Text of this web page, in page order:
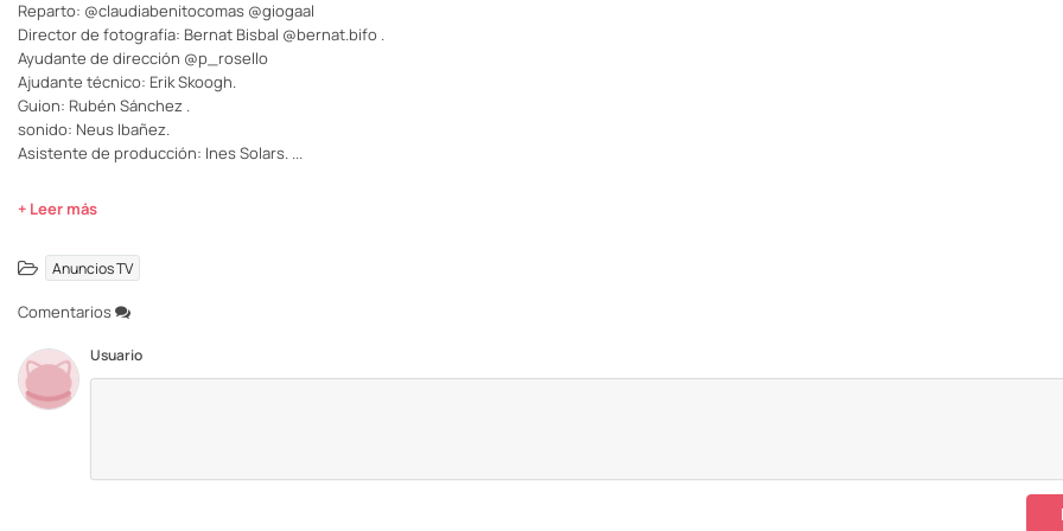
Reparto: @claudiabenitocomas @giogaal
Director de fotografía: Bernat Bisbal @bernat.bifo .
Ayudante de dirección @p_rosello
Ajudante técnico: Erik Skoogh.
Guion: Rubén Sánchez .
sonido: Neus Ibañez.
Asistente de producción: Ines Solars. ...
+ Leer más
Anuncios TV
Comentarios
Usuario